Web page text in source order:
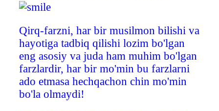
Qirq-farzni, har bir musilmon bilishi va
hayotiga tadbiq qilishi lozim bo'lgan
eng asosiy va juda ham muhim bo'lgan
farzlardir, har bir mo'min bu farzlarni
ado etmasa hechqachon chin mo'min
bo'la olmaydi!